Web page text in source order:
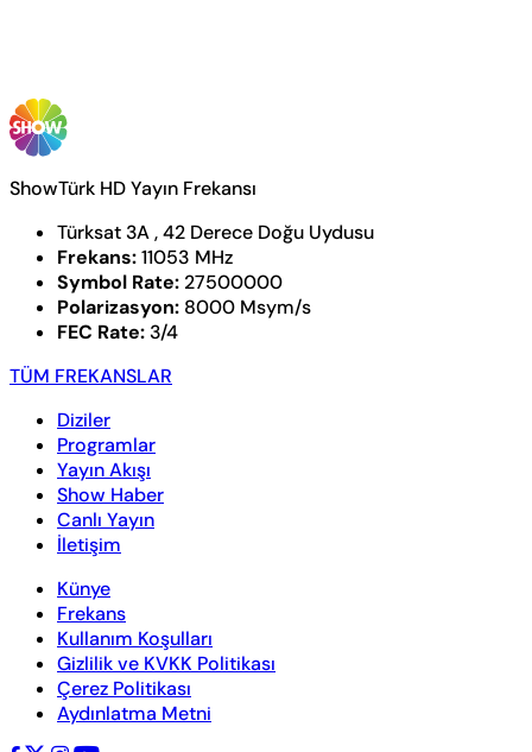
ShowTürk HD Yayın Frekansı
Türksat 3A , 42 Derece Doğu Uydusu
Frekans:11053 MHz
Symbol Rate: 27500000
Polarizasyon: 8000 Msym/s
FEC Rate: 3/4
TÜM FREKANSLAR
Diziler
Programlar
Yayın Akışı
Show Haber
Canlı Yayın
İletişim
Künye
Frekans
Kullanım Koşulları
Gizlilik ve KVKK Politikası
Çerez Politikası
Aydınlatma Metni